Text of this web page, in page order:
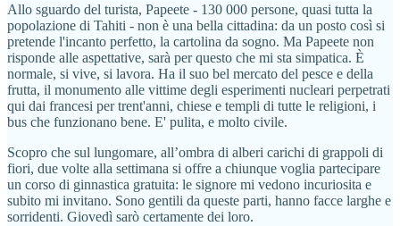
Allo sguardo del turista, Papeete - 130 000 persone, quasi tutta la
popolazione di Tahiti - non è una bella cittadina: da un posto così si
pretende l'incanto perfetto, la cartolina da sogno. Ma Papeete non
risponde alle aspettative, sarà per questo che mi sta simpatica. È
normale, si vive, si lavora. Ha il suo bel mercato del pesce e della
frutta, il monumento alle vittime degli esperimenti nucleari perpetrati
qui dai francesi per trent'anni, chiese e templi di tutte le religioni, i
bus che funzionano bene. E' pulita, e molto civile.
Scopro che sul lungomare, all’ombra di alberi carichi di grappoli di
fiori, due volte alla settimana si offre a chiunque voglia partecipare
un corso di ginnastica gratuita: le signore mi vedono incuriosita e
subito mi invitano. Sono gentili da queste parti, hanno facce larghe e
sorridenti. Giovedì sarò certamente dei loro.